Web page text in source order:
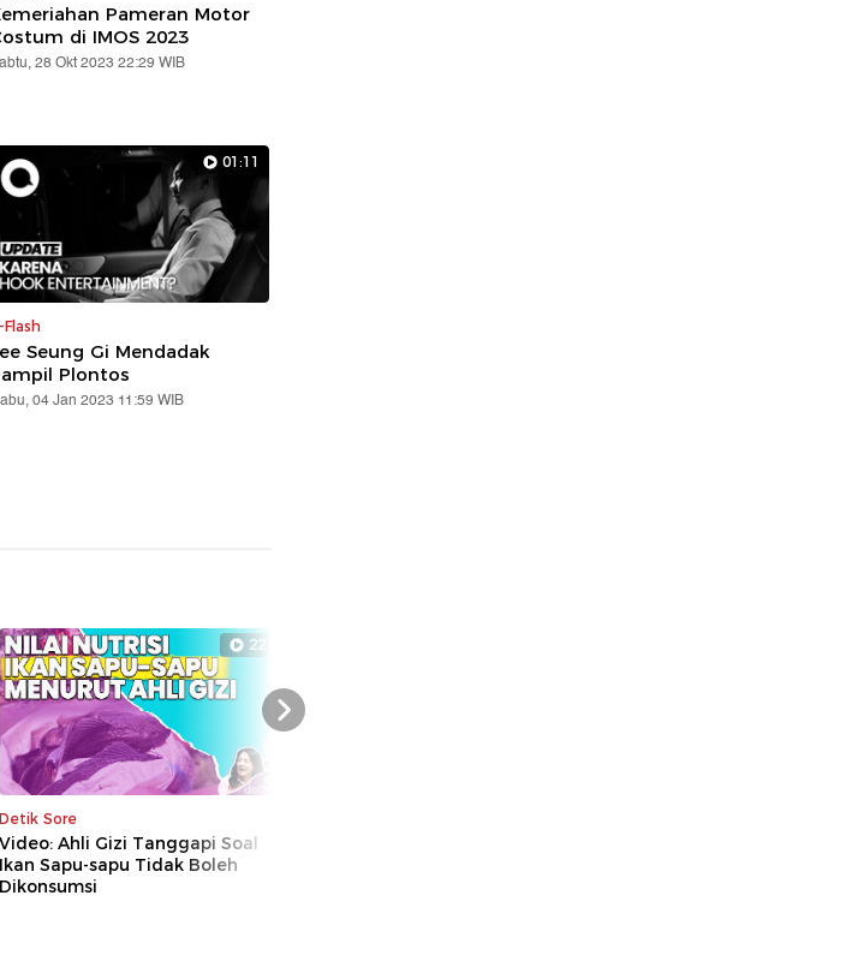
Pameran Motor
di IMOS 2023
28 Okt 2023 22:29 WIB
01:11
Flash
Seung Gi Mendadak
Plontos
04 Jan 2023 11:59 WIB
22:39
Detik Sore
Video: Ahli Gizi Tanggapi Soal
Ikan Sapu-sapu Tidak Boleh
Dikonsumsi
Next